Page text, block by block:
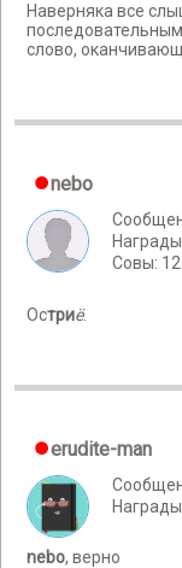
Наверняка все
слово,
nebo
Cовы:
Остриё.
erudite-man
nebo, верно